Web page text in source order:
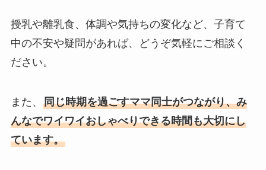
授乳や離乳食、体調や気持ちの変化など、子育て
中の不安や疑問があれば、どうぞ気軽にご相談く
ださい。
また、 同じ時期を過ごすママ同士がつながり、み
んなでワイワイおしゃべりできる時間も大切にし
ています。